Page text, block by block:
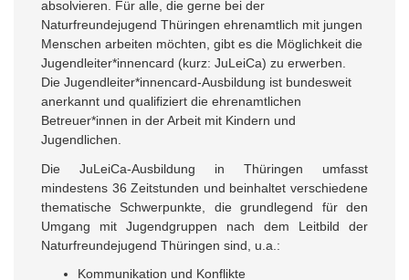
absolvieren. Für alle, die gerne bei der
Naturfreundejugend Thüringen ehrenamtlich mit jungen
Menschen arbeiten möchten, gibt es die Möglichkeit die
Jugendleiter*innencard (kurz: JuLeiCa) zu erwerben.
Die Jugendleiter*innencard-Ausbildung ist bundesweit
anerkannt und qualifiziert die ehrenamtlichen
Betreuer*innen in der Arbeit mit Kindern und
Jugendlichen.
Die JuLeiCa-Ausbildung in Thüringen umfasst
mindestens 36 Zeitstunden und beinhaltet verschiedene
thematische Schwerpunkte, die grundlegend für den
Umgang mit Jugendgruppen nach dem Leitbild der
Naturfreundejugend Thüringen sind, u.a.:
Kommunikation und Konflikte